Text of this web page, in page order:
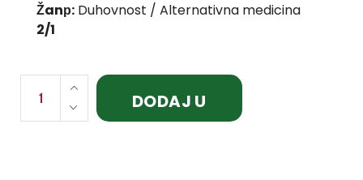
Žanр: Duhovnost / Alternativna medicina
2/1
DODAJ U